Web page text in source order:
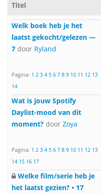
Titel
Welk boek heb je het
laatst gekocht/gelezen —
7 door Ryland
Pagina: 1 2 3 4 5 6 7 8 9 10 11 12 13
14
Wat is jouw Spotify
Daylist-mood van dit
moment? door Zoya
Pagina: 1 2 3 4 5 6 7 8 9 10 11 12 13
14 15 16 17
Welke film/serie heb je
het laatst gezien? • 17